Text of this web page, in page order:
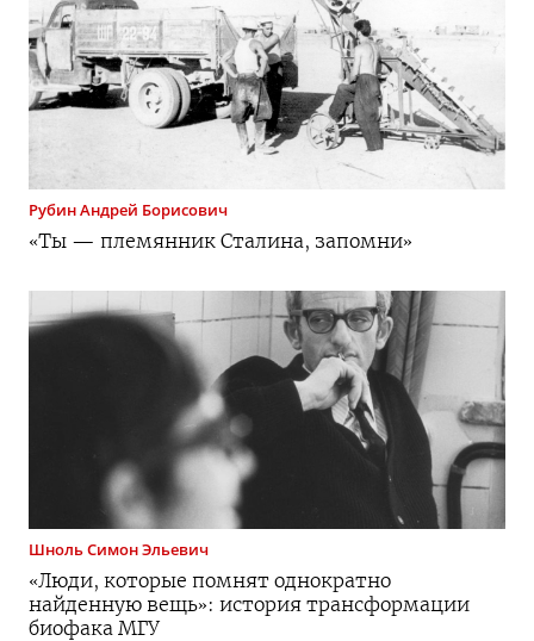
РубинАндрей Борисович
«Ты — племянник Сталина, запомни»
ШнольСимон Эльевич
«Люди, которые помнят однократно
найденную вещь»: история трансформации
биофака МГУ